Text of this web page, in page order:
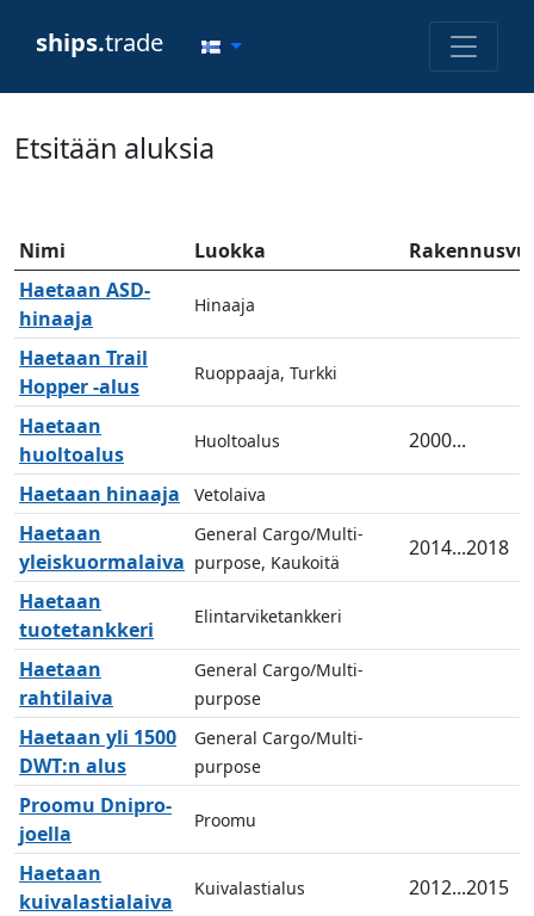
ships.trade
Etsitään aluksia
Nimi Luokka
Haetaan ASD-
hinaaja
Hinaaja
Haetaan Trail
Hopper -alus
Ruoppaaja, Turkki
Haetaan
huoltoalus
Huoltoalus 2000...
Haetaan hinaaja Vetolaiva
Haetaan
yleiskuormalaiva
General Cargo/Multi-
purpose, Kaukoitä
2014...2018
Haetaan
tuotetankkeri
Elintarviketankkeri
Haetaan
rahtilaiva
General Cargo/Multi-
purpose
Haetaan yli 1500
DWT:n alus
General Cargo/Multi-
purpose
Proomu Dnipro-
joella
Proomu
Haetaan
kuivalastialaiva
Kuivalastialus 2012...2015